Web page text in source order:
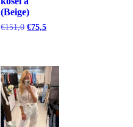
(Beige)
€151,0 Pôvodná
€75,5Aktuálna